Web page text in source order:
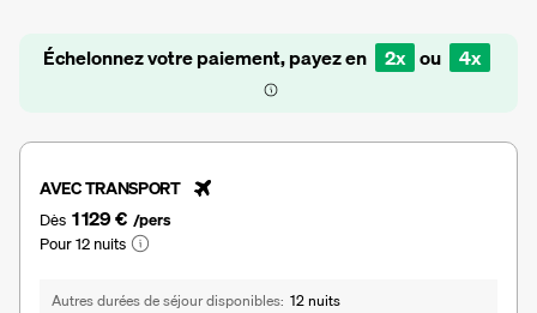
Échelonnez votre paiement, payez en 2x ou 4x
AVEC TRANSPORT
Dès 1 129 € /pers
Pour 12 nuits
Autres durées de séjour disponibles 12 nuits